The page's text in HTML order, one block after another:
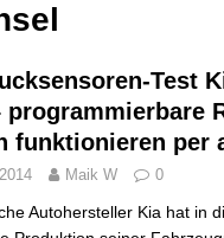
Test
programmierbare
funktionieren per
Maik W 0
Autohersteller Kia hat in